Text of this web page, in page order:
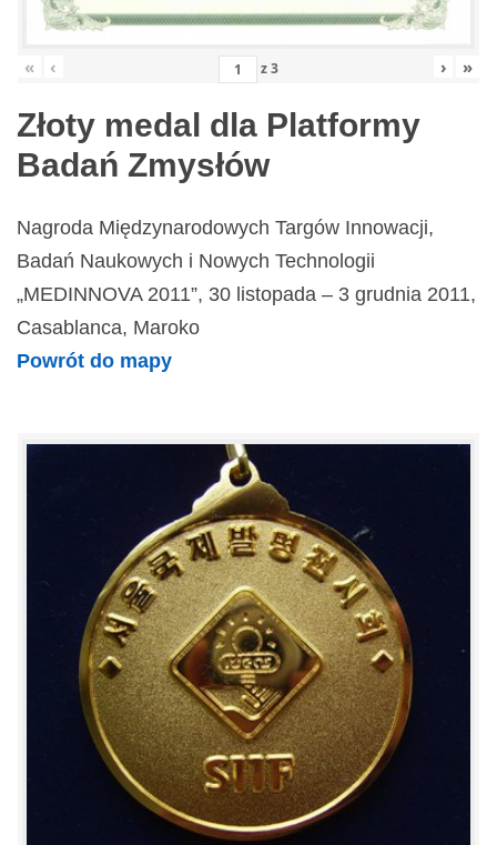
« ‹ z3 › »
Złoty medal dla Platformy
Badań Zmysłów
Nagroda Międzynarodowych Targów Innowacji,
Badań Naukowych i Nowych Technologii
„MEDINNOVA 2011”, 30 listopada – 3 grudnia 2011,
Casablanca, Maroko
Powrót do mapy